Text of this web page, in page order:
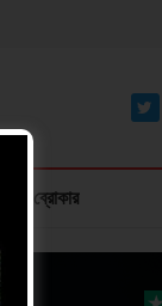
ফরেক্স ব্রোকার